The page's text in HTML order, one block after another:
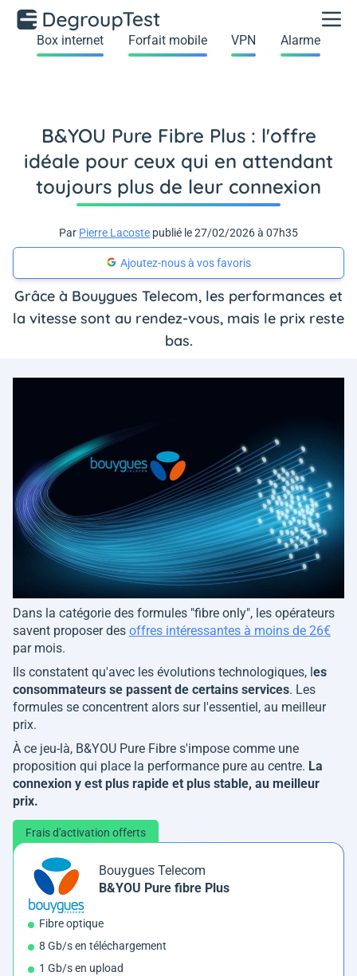
Box internet Forfait mobile VPN Alarme
B&YOU Pure Fibre Plus : l'offre
idéale pour ceux qui en attendant
toujours plus de leur connexion
Par Pierre Lacoste publié le 27/02/2026 à 07h35
Ajoutez-nous à vos favoris
Grâce à Bouygues Telecom, les performances et
la vitesse sont au rendez-vous, mais le prix reste
bas.
Dans la catégorie des formules "fibre only", les opérateurs
savent proposer des offres intéressantes à moins de 26€
par mois.
Ils constatent qu'avec les évolutions technologiques, l es
consommateurs se passent de certains services. Les
formules se concentrent alors sur l'essentiel, au meilleur
prix.
À ce jeu-là, B&YOU Pure Fibre s'impose comme une
proposition qui place la performance pure au centre. La
connexion y est plus rapide et plus stable, au meilleur
prix.
Frais d'activation offerts
Bouygues Telecom
B&YOU Pure fibre Plus
Fibre optique
8 Gb/s en téléchargement
1 Gb/s en upload